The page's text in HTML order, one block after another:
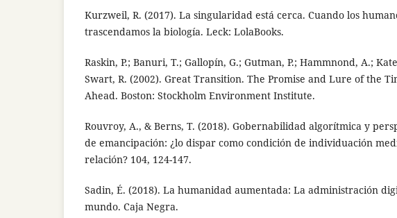
Kurzweil, R. (2017). La singularidad está cerca. Cuando los
trascendamos la biología. Leck: LolaBooks.
Raskin, P.; Banuri, T.; Gallopín, G.; Gutman, P.; Hammnond, A.;
Swart, R. (2002). Great Transition. The Promise and Lure of the
Ahead. Boston: Stockholm Environment Institute.
Rouvroy, A., & Berns, T. (2018). Gobernabilidad algorítmica y
de emancipación: ¿lo dispar como condición de individuación
relación? 104, 124-147.
Sadin, É. (2018). La humanidad aumentada: La administración
mundo. Caja Negra.